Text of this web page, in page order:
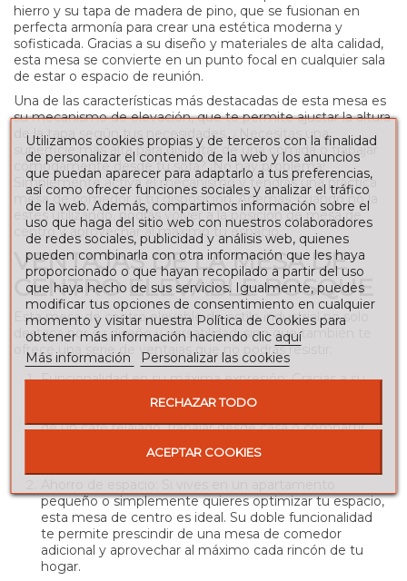
hierro y su tapa de madera de pino, que se fusionan en
perfecta armonía para crear una estética moderna y
sofisticada. Gracias a su diseño y materiales de alta calidad,
esta mesa se convierte en un punto focal en cualquier sala
de estar o espacio de reunión.
Una de las características más destacadas de esta mesa es
su mecanismo de elevación, que te permite ajustar la altura
de la tapa según tus necesidades. ¿Necesitas una
superficie más alta para disfrutar de una comida o trabajar
cómodamente desde tu sofá? ¡No hay problema!
Simplemente activa el mecanismo y tendrás una práctica
mesa de comedor a tu disposición. Además, cuando no la
estés utilizando, podrás volver a la posición de mesa de
centro y aprovechar al máximo tu espacio.
VENTAJAS DE LA MESA DE
CENTRO ELEVABLE BOSQUE
Esta mesa de centro elevable de estilo industrial no solo
destaca por su diseño y versatilidad, sino que también te
ofrece una serie de ventajas que no podrás resistir:
Funcionalidad en su máxima expresión: Gracias a su
mecanismo de elevación, esta mesa se adapta a tus
necesidades en cada momento. Ya sea para disfrutar
de un café relajado, trabajar desde casa o compartir
una comida con amigos, tendrás una superficie
ajustable que se adapta a ti.
pequeño o simplemente quieres optimizar tu espacio,
esta mesa de centro es ideal. Su doble funcionalidad
te permite prescindir de una mesa de comedor
adicional y aprovechar al máximo cada rincón de tu
hogar.
Utilizamos cookies propias y de terceros con la finalidad
de personalizar el contenido de la web y los anuncios
que puedan aparecer para adaptarlo a tus preferencias,
así como ofrecer funciones sociales y analizar el tráfico
de la web. Además, compartimos información sobre el
uso que haga del sitio web con nuestros colaboradores
de redes sociales, publicidad y análisis web, quienes
pueden combinarla con otra información que les haya
proporcionado o que hayan recopilado a partir del uso
que haya hecho de sus servicios. Igualmente, puedes
modificar tus opciones de consentimiento en cualquier
momento y visitar nuestra Política de Cookies para
obtener más información haciendo clic aquí
Más información
Personalizar las cookies
RECHAZAR TODO
ACEPTAR COOKIES